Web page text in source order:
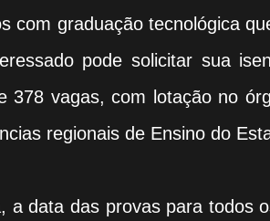
com graduação tecnológica
pode solicitar sua
378 vagas, com lotação no
regionais de Ensino do
a data das provas para todos